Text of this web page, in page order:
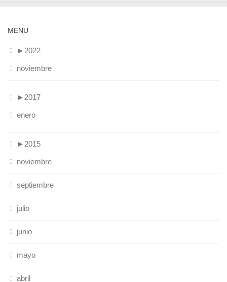
MENU
► 2022
noviembre
► 2017
enero
► 2015
noviembre
septiembre
julio
junio
mayo
abril